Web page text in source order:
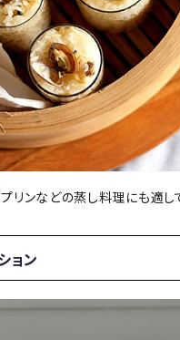
リンなどの蒸し料理にも適し
ョン